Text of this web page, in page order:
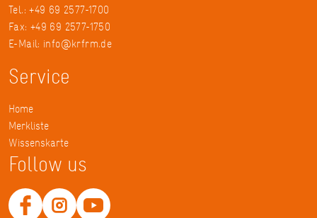
Tel.: +49 69 2577-1700
Fax: +49 69 2577-1750
E-Mail: info@krfrm.de
Service
Home
Merkliste
Wissenskarte
Follow us